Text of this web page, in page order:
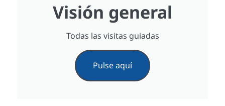
Visión general
Todas las visitas guiadas
Pulse aquí